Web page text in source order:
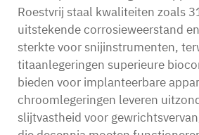
Roestvrij staal kwaliteiten zoals
uitstekende corrosieweerstand
sterkte voor snijinstrumenten,
titaanlegeringen superieure
bieden voor implanteerbare
chroomlegeringen leveren
slijtvastheid voor